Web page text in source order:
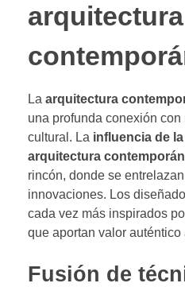
arquitectura
La arquitectura
una profunda conexión
cultural. La influencia de
arquitectura
rincón, donde se
innovaciones. Los
cada vez más inspirados
que aportan valor auténtico
Fusión de